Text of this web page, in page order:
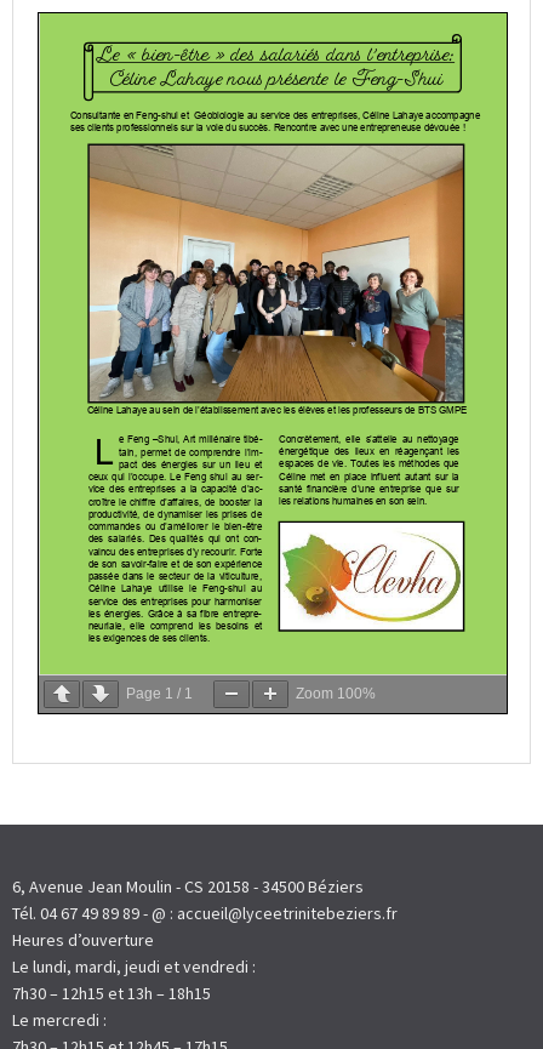
Page 1 / 1 Zoom 100%
6, Avenue Jean Moulin - CS 20158 - 34500 Béziers
Tél. 04 67 49 89 89 - @ : accueil@lyceetrinitebeziers.fr
Heures d’ouverture
Le lundi, mardi, jeudi et vendredi :
7h30 – 12h15 et 13h – 18h15
Le mercredi :